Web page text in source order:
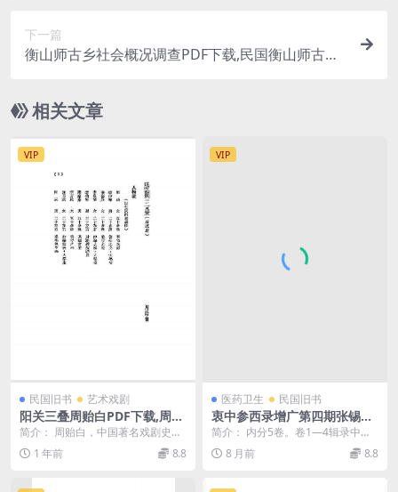
下一篇
衡山师古乡社会概况调查PDF下载,民国衡山师古乡
相关文章
VIP
民国旧书 艺术戏剧
阳关三叠周贻白PDF下载,周贻
白著作集话剧剧本
简介： 周贻白，中国著名戏剧史
家、戏曲理论家，此书为民国世界
书局出版周贻白多幕剧...
1 年前 8.8
VIP
医药卫生 民国旧书
衷中参西录增广第四期张锡纯
PDF下载
简介： 内分5卷。卷1—4辑录中药7
5味，卷5介绍西药45种。每种药均
有性味、效...
8 月前 8.8